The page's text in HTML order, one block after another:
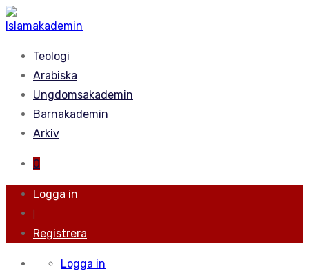
Teologi
Arabiska
Ungdomsakademin
Barnakademin
Arkiv
0
Logga in
Registrera
Logga in